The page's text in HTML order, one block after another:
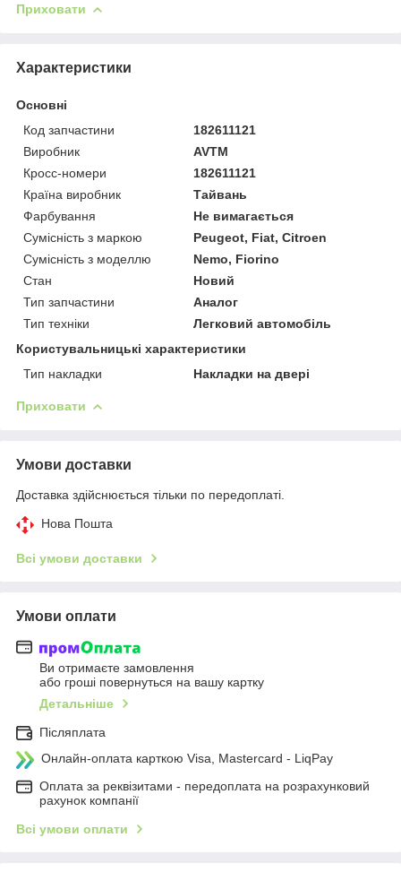
Приховати
Характеристики
Основні
Код запчастини
182611121
Виробник
AVTM
Кросс-номери
182611121
Країна виробник
Тайвань
Фарбування
Не вимагається
Сумісність з маркою
Peugeot, Fiat, Citroen
Сумісність з моделлю
Nemo, Fiorino
Стан
Новий
Тип запчастини
Аналог
Тип техніки
Легковий автомобіль
Користувальницькі характеристики
Тип накладки
Накладки на двері
Приховати
Умови доставки
Доставка здійснюється тільки по передоплаті.
Нова Пошта
Всі умови доставки
Умови оплати
Ви отримаєте замовлення
або гроші повернуться на вашу картку
Детальніше
Післяплата
Онлайн-оплата карткою Visa, Mastercard - LiqPay
Оплата за реквізитами - передоплата на розрахунковий
рахунок компанії
Всі умови оплати